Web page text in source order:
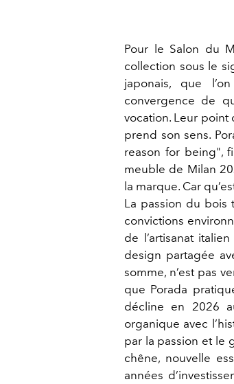
Pour le Salon du
collection sous le
japonais, que
convergence de
vocation. Leur point
prend son sens.
reason for being",
meuble de Milan
la marque. Car
La passion du bois
convictions
de l’artisanat
design partagée
somme, n’est pas
que Porada
décline en 2026
organique avec
par la passion et le
chêne, nouvelle
années